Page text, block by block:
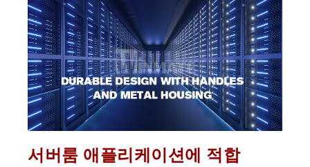
서버룸 애플리케이션에 적합